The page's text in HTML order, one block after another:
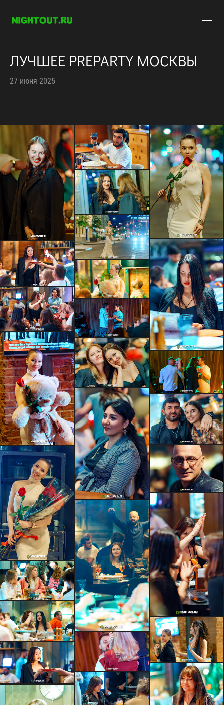
ЛУЧШЕЕ PREPARTY МОСКВЫ
27 июня 2025